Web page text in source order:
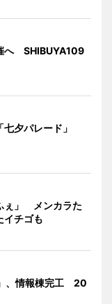
へ SHIBUYA109
七夕パレード」
ぇ」 メンカラた
イチゴも
、情報棟完工 20